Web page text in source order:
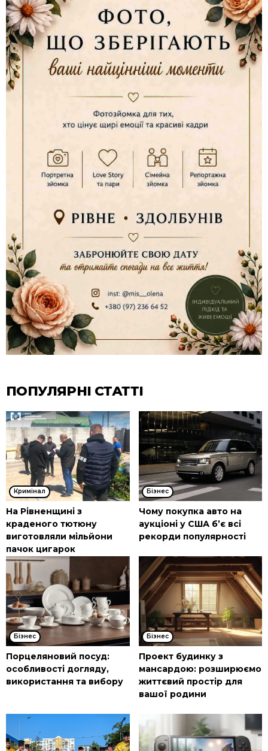
ПОПУЛЯРНІ СТАТТІ
Кримінал
На Рівненщині з
краденого тютюну
виготовляли мільйони
пачок цигарок
Бізнес
Чому покупка авто на
аукціоні у США б’є всі
рекорди популярності
Бізнес
Порцеляновий посуд:
особливості догляду,
використання та вибору
Бізнес
Проект будинку з
мансардою: розширюємо
життєвий простір для
вашої родини